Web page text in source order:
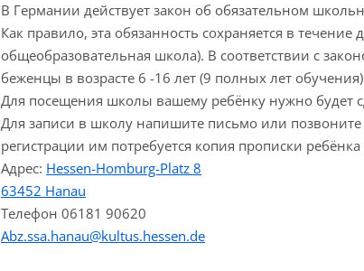
В Германии действует закон об обязательном
Как правило, эта обязанность сохраняется в течение
общеобразовательная школа). В соответствии с
беженцы в возрасте 6 -16 лет (9 полных лет
Для посещения школы вашему ребёнку нужно будет
Для записи в школу напишите письмо или
регистрации им потребуется копия прописки
Адрес: Hessen-Homburg-Platz 8
63452 Hanau
Телефон 06181 90620
Abz.ssa.hanau@kultus.hessen.de